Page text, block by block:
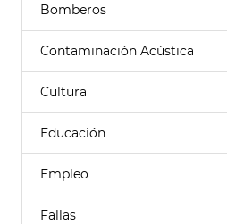
Bomberos
Contaminación Acústica
Cultura
Educación
Empleo
Fallas